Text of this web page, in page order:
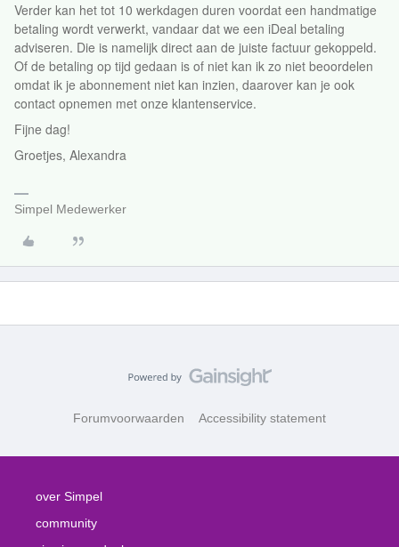
Verder kan het tot 10 werkdagen duren voordat een handmatige
betaling wordt verwerkt, vandaar dat we een iDeal betaling
adviseren. Die is namelijk direct aan de juiste factuur gekoppeld.
Of de betaling op tijd gedaan is of niet kan ik zo niet beoordelen
omdat ik je abonnement niet kan inzien, daarover kan je ook
contact opnemen met onze klantenservice.
Fijne dag!
Groetjes, Alexandra
Simpel Medewerker
Forumvoorwaarden Accessibility statement
over Simpel
community